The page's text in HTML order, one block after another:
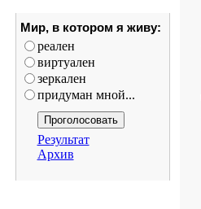
Мир, в котором я живу:
реален
виртуален
зеркален
придуман мной...
Результат
Архив